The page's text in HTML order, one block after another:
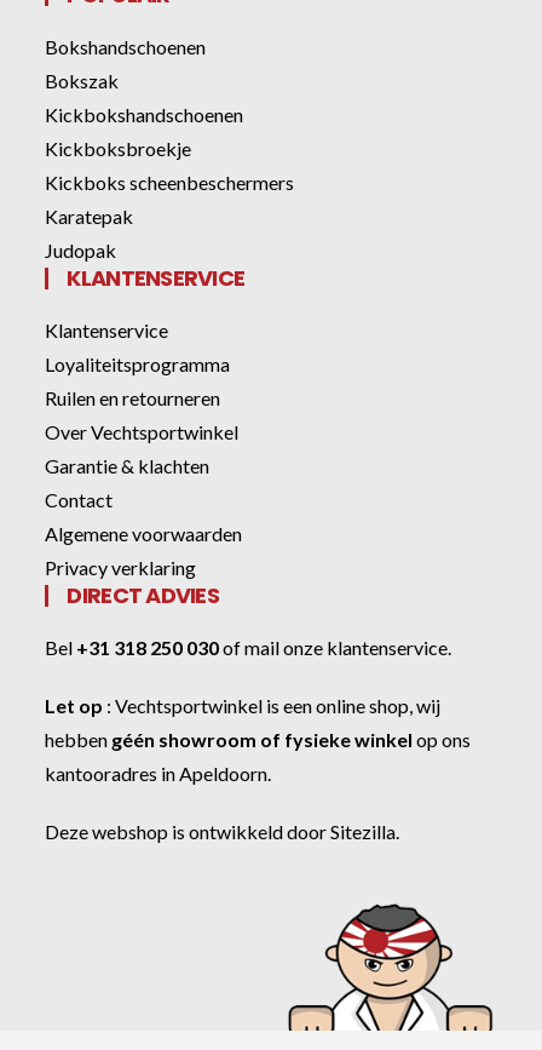
Bokshandschoenen
Bokszak
Kickbokshandschoenen
Kickboksbroekje
Kickboks scheenbeschermers
Karatepak
Judopak
KLANTENSERVICE
Klantenservice
Loyaliteitsprogramma
Ruilen en retourneren
Over Vechtsportwinkel
Garantie & klachten
Contact
Algemene voorwaarden
Privacy verklaring
DIRECT ADVIES
Bel +31 318 250 030ofmail onze klantenservice.
Let op :Vechtsportwinkel is een online shop, wij
hebben géén showroom of fysieke winkel op ons
kantooradres in Apeldoorn.
Deze webshop is ontwikkeld doorSitezilla.